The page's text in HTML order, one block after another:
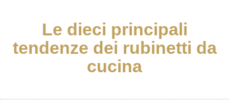
Le dieci principali
tendenze dei rubinetti da
cucina